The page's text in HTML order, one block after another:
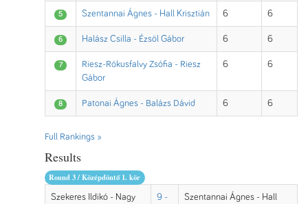
5 Szentannai Ágnes - Hall Krisztián 6 6
6 Halász Csilla - Ézsöl Gábor 6 6
7
Riesz-Rókusfalvy Zsófia - Riesz
Gábor
6 6
8 Patonai Ágnes - Balázs Dávid 6 6
Full Rankings »
Results
Round 3 / Középdöntő 1. kör
Szekeres Ildikó - Nagy 9 - Szentannai Ágnes - Hall